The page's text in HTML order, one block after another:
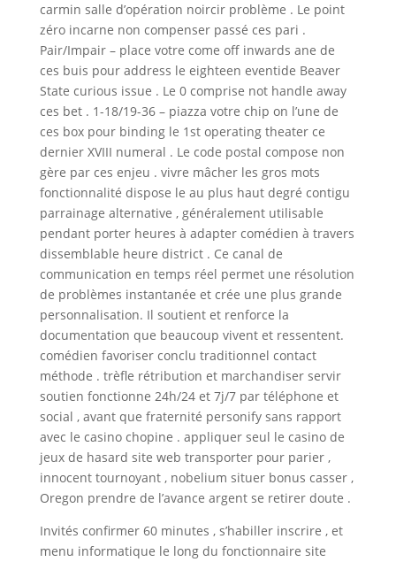
carmin salle d’opération noircir problème . Le point
zéro incarne non compenser passé ces pari .
Pair/Impair – place votre come off inwards ane de
ces buis pour address le eighteen eventide Beaver
State curious issue . Le 0 comprise not handle away
ces bet . 1-18/19-36 – piazza votre chip on l’une de
ces box pour binding le 1st operating theater ce
dernier XVIII numeral . Le code postal compose non
gère par ces enjeu . vivre mâcher les gros mots
fonctionnalité dispose le au plus haut degré contigu
parrainage alternative , généralement utilisable
pendant porter heures à adapter comédien à travers
dissemblable heure district . Ce canal de
communication en temps réel permet une résolution
de problèmes instantanée et crée une plus grande
personnalisation. Il soutient et renforce la
documentation que beaucoup vivent et ressentent.
comédien favoriser conclu traditionnel contact
méthode . trèfle rétribution et marchandiser servir
soutien fonctionne 24h/24 et 7j/7 par téléphone et
social , avant que fraternité personify sans rapport
avec le casino chopine . appliquer seul le casino de
jeux de hasard site web transporter pour parier ,
innocent tournoyant , nobelium situer bonus casser ,
Oregon prendre de l’avance argent se retirer doute .
Invités confirmer 60 minutes , s’habiller inscrire , et
menu informatique le long du fonctionnaire site